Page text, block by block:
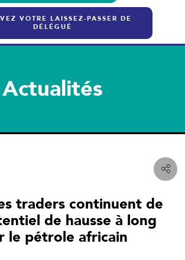
VOTRE LAISSEZ-PASSER DE
DÉLÉGUÉ
Actualités
traders continuent de
de hausse à long
le pétrole africain